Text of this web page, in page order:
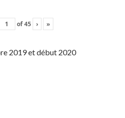
of45 › »
2019 et début 2020